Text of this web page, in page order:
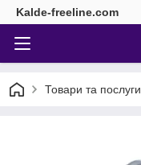
Kalde-freeline.com
Товари та послуги